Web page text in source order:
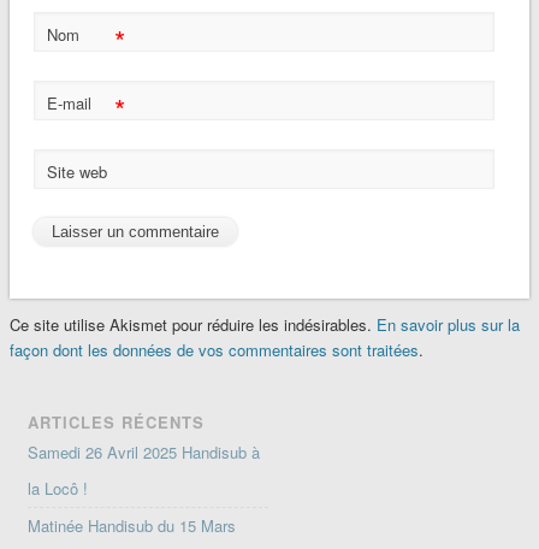
Nom *
E-mail *
Site web
Ce site utilise Akismet pour réduire les indésirables. En savoir plus sur la
façon dont les données de vos commentaires sont traitées.
ARTICLES RÉCENTS
Samedi 26 Avril 2025 Handisub à
la Locô !
Matinée Handisub du 15 Mars